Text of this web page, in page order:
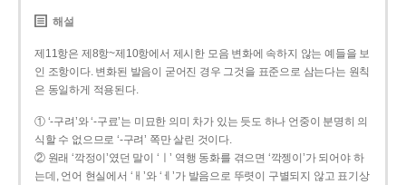
해설
제11항은 제8항~제10항에서 제시한 모음 변화에 속하지 않는 예들을 보
인 조항이다. 변화된 발음이 굳어진 경우 그것을 표준으로 삼는다는 원칙
은 동일하게 적용된다.
① ‘-구려’와 ‘-구료’는 미묘한 의미 차가 있는 듯도 하나 언중이 분명히 의
식할 수 없으므로 ‘-구려’ 쪽만 살린 것이다.
② 원래 ‘깍정이’였던 말이 ‘ㅣ’ 역행 동화를 겪으면 ‘깍젱이’가 되어야 하
는데, 언어 현실에서 ‘ㅐ’와 ‘ㅔ’가 발음으로 뚜렷이 구별되지 않고 표기상